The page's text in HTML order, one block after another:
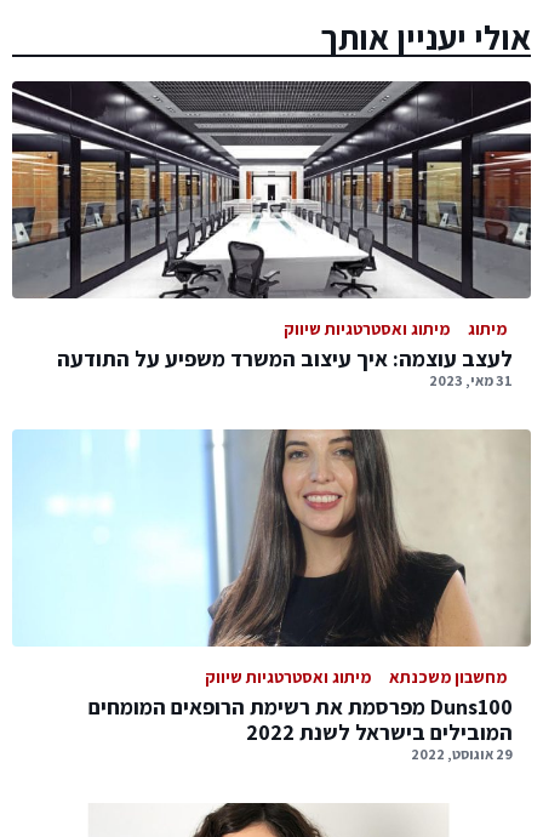
אולי יעניין אותך
מיתוג מיתוג ואסטרטגיות שיווק
לעצב עוצמה: איך עיצוב המשרד משפיע על התודעה
31 מאי, 2023
מחשבון משכנתא מיתוג ואסטרטגיות שיווק
Duns100 מפרסמת את רשימת הרופאים המומחים
המובילים בישראל לשנת 2022
29 אוגוסט, 2022